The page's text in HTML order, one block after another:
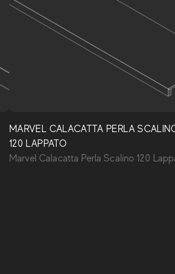
MARVEL CALACATTA PERLA
120 LAPPATO
Marvel Calacatta Perla Scalino 120